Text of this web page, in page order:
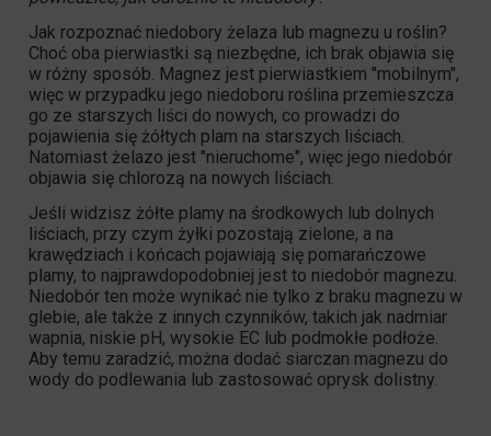
Jak rozpoznać niedobory żelaza lub magnezu u roślin?
Choć oba pierwiastki są niezbędne, ich brak objawia się
w różny sposób. Magnez jest pierwiastkiem "mobilnym",
więc w przypadku jego niedoboru roślina przemieszcza
go ze starszych liści do nowych, co prowadzi do
pojawienia się żółtych plam na starszych liściach.
Natomiast żelazo jest "nieruchome", więc jego niedobór
objawia się chlorozą na nowych liściach.
Jeśli widzisz żółte plamy na środkowych lub dolnych
liściach, przy czym żyłki pozostają zielone, a na
krawędziach i końcach pojawiają się pomarańczowe
plamy, to najprawdopodobniej jest to niedobór magnezu.
Niedobór ten może wynikać nie tylko z braku magnezu w
glebie, ale także z innych czynników, takich jak nadmiar
wapnia, niskie pH, wysokie EC lub podmokłe podłoże.
Aby temu zaradzić, można dodać siarczan magnezu do
wody do podlewania lub zastosować oprysk dolistny.